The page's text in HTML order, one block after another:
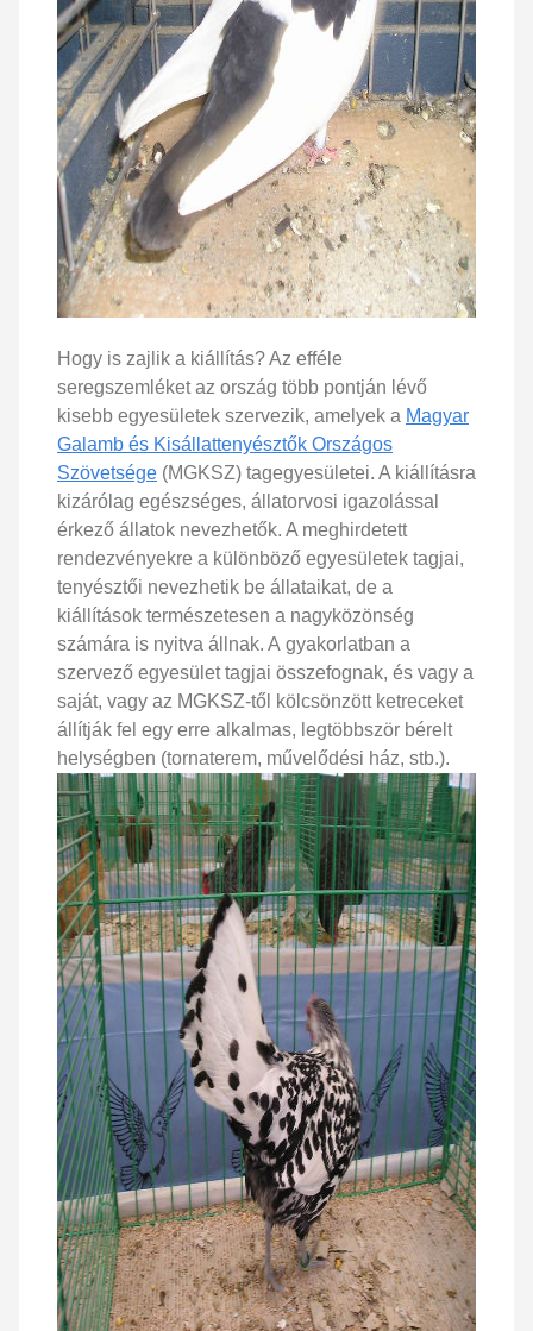
Hogy is zajlik a kiállítás? Az efféle
seregszemléket az ország több pontján lévő
kisebb egyesületek szervezik, amelyek a Magyar
Galamb és Kisállattenyésztők Országos
Szövetsége (MGKSZ) tagegyesületei. A kiállításra
kizárólag egészséges, állatorvosi igazolással
érkező állatok nevezhetők. A meghirdetett
rendezvényekre a különböző egyesületek tagjai,
tenyésztői nevezhetik be állataikat, de a
kiállítások természetesen a nagyközönség
számára is nyitva állnak. A gyakorlatban a
szervező egyesület tagjai összefognak, és vagy a
saját, vagy az MGKSZ-től kölcsönzött ketreceket
állítják fel egy erre alkalmas, legtöbbször bérelt
helységben (tornaterem, művelődési ház, stb.).